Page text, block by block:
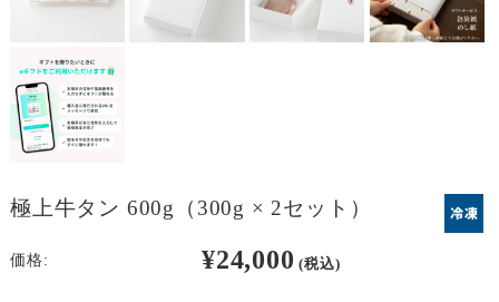
極上牛タン 600g（300g × 2セット）
価格: ¥24,000 (税込)